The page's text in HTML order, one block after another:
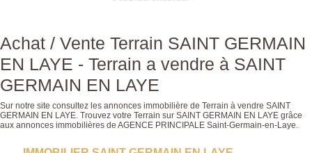
Achat / Vente Terrain SAINT GERMAIN
EN LAYE - Terrain a vendre à SAINT
GERMAIN EN LAYE
Sur notre site consultez les annonces immobilière de Terrain à vendre SAINT
GERMAIN EN LAYE. Trouvez votre Terrain sur SAINT GERMAIN EN LAYE grâce
aux annonces immobilières de AGENCE PRINCIPALE Saint-Germain-en-Laye.